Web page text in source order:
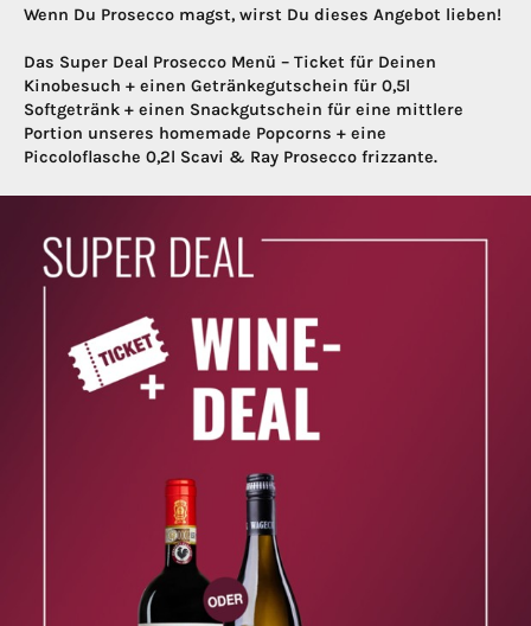
Wenn Du Prosecco magst, wirst Du dieses Angebot lieben!
Das Super Deal Prosecco Menü – Ticket für Deinen
Kinobesuch + einen Getränkegutschein für 0,5l
Softgetränk + einen Snackgutschein für eine mittlere
Portion unseres homemade Popcorns + eine
Piccoloflasche 0,2l Scavi & Ray Prosecco frizzante.